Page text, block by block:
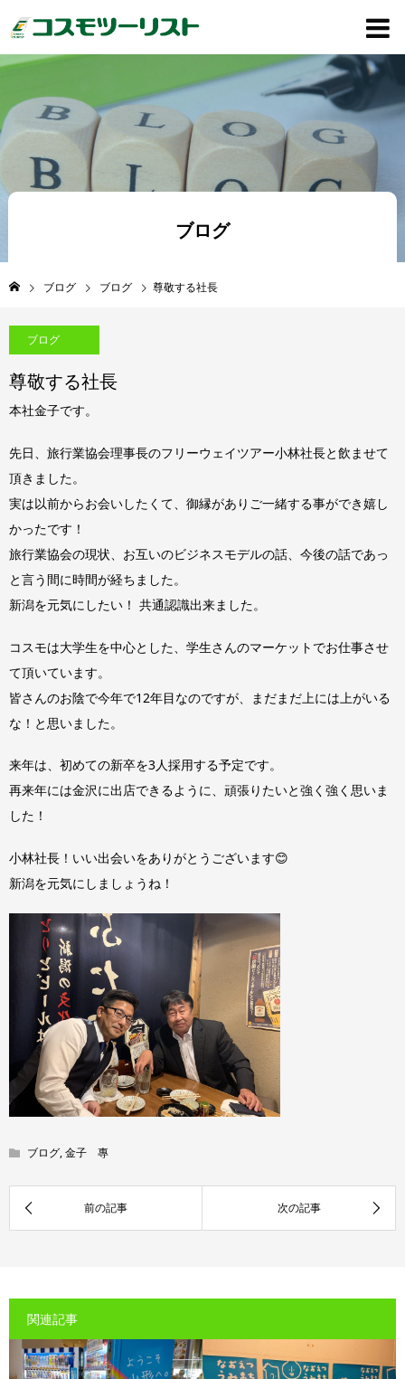
ブログ
ブログ ブログ 尊敬する社長
ブログ
尊敬する社長
本社金子です。
先日、旅行業協会理事長のフリーウェイツアー小林社長と飲ませて
頂きました。
実は以前からお会いしたくて、御縁がありご一緒する事ができ嬉し
かったです！
旅行業協会の現状、お互いのビジネスモデルの話、今後の話であっ
と言う間に時間が経ちました。
新潟を元気にしたい！ 共通認識出来ました。
コスモは大学生を中心とした、学生さんのマーケットでお仕事させ
て頂いています。
皆さんのお陰で今年で12年目なのですが、まだまだ上には上がいる
な！と思いました。
来年は、初めての新卒を3人採用する予定です。
再来年には金沢に出店できるように、頑張りたいと強く強く思いま
した！
小林社長！いい出会いをありがとうございます😊
新潟を元気にしましょうね！
ブログ,金子 專
関連記事